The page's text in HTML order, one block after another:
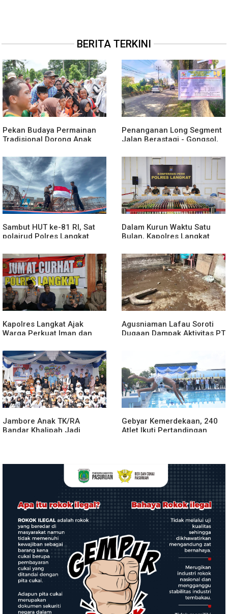
BERITA TERKINI
Pekan Budaya Permainan
Tradisional Dorong Anak
Ketergantungan Gadget
Penanganan Long Segment
Jalan Berastagi - Gongsol,
Tingkatkan Kenyamanan
Akses Wisata, Pertanian dan
Perekonomian
Sambut HUT ke-81 RI, Sat
polairud Polres Langkat
Putih kepada Nelayan
Dalam Kurun Waktu Satu
Bulan, Kapolres Langkat
Narkotika, Tindak Pidana
Kriminal, dan Kekerasan
Seksual terhadap Anak
Kapolres Langkat Ajak
Warga Perkuat Iman dan
Safari Jumat Curhat
Agusniaman Lafau Soroti
Dugaan Dampak Aktivitas PT
Jambore Anak TK/RA
Bandar Khalipah Jadi
Gebyar Kemerdekaan, 240
Atlet Ikuti Pertandingan